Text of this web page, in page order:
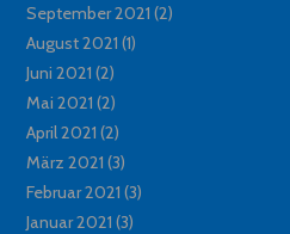
September 2021 (2)
August 2021 (1)
Juni 2021 (2)
Mai 2021 (2)
April 2021 (2)
März 2021 (3)
Februar 2021 (3)
Januar 2021 (3)